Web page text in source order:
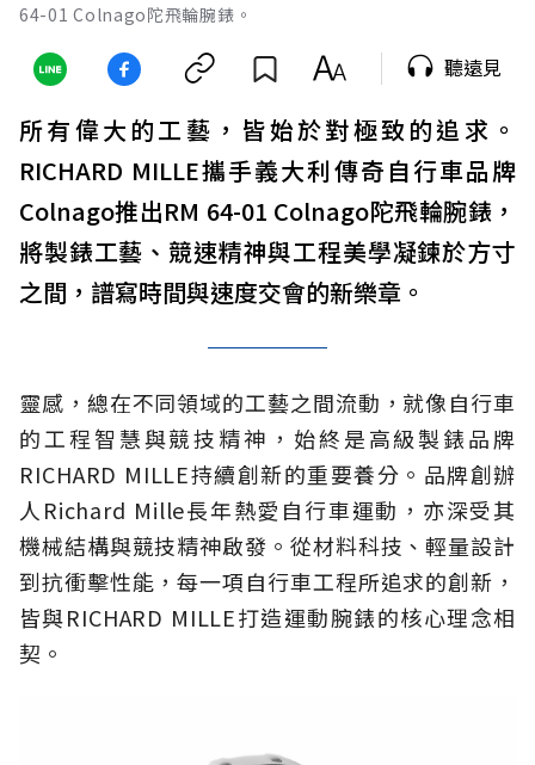
64-01 Colnago陀飛輪腕錶。
聽遠見
所有偉大的工藝，皆始於對極致的追求。
RICHARD MILLE攜手義大利傳奇自行車品牌
Colnago推出RM 64-01 Colnago陀飛輪腕錶，
將製錶工藝、競速精神與工程美學凝鍊於方寸
之間，譜寫時間與速度交會的新樂章。
靈感，總在不同領域的工藝之間流動，就像自行車
的工程智慧與競技精神，始終是高級製錶品牌
RICHARD MILLE持續創新的重要養分。品牌創辦
人Richard Mille長年熱愛自行車運動，亦深受其
機械結構與競技精神啟發。從材料科技、輕量設計
到抗衝擊性能，每一項自行車工程所追求的創新，
皆與RICHARD MILLE打造運動腕錶的核心理念相
契。